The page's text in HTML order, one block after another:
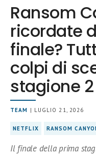
Ransom
ricordate
finale?
colpi di
stagione 2
TEAM | LUGLIO 21, 2026
NETFLIX RANSOM
Il finale della prima